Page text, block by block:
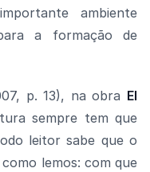
ambiente
a formação de
p. 13), na obra El
sempre tem que
leitor sabe que o
lemos: com que